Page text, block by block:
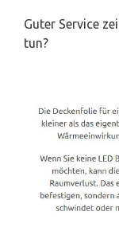
Guter Service
tun?